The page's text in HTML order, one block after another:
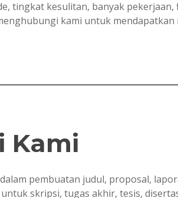
tingkat kesulitan, banyak
kami untuk
Kami
pembuatan judul, proposal,
skripsi, tugas akhir, tesis,